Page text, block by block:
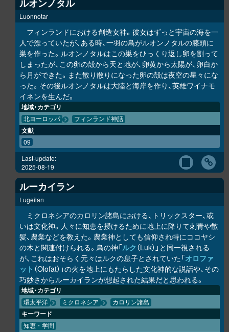
ルオンノタル
Luonnotar
フィンランドにおける創造女神。彼女はずっと宇宙の海を一
人で漂っていたが、ある時、一羽の鳥がルオンノタルの膝頭に
巣を作った。ルオンノタルはこの巣をひっくり返し卵を割って
しまったが、この卵の殻から天と地が、卵黄から太陽が、卵白か
ら月ができた。また散り散りになった卵の殻は夜空の星々にな
った。その後ルオンノタルは大陸と海岸を作り、英雄ワイナモ
イネンを生んだ。
地域・カテゴリ
北ヨーロッパ フィンランド神話
文献
09
Last-update:
2025-08-19
ルーカイラン
Lugeilan
ミクロネシアのカロリン諸島における、トリックスター、或
いは文化神。人々に知恵を授けるために地上に降りて刺青や散
髪、農業などを教えた。農業神としても信仰され特にココヤシ
の木と関連付けられる。鳥の神「ルク （Luk）」と同一視される
が、これはおそらく元々はルクの息子とされていた「オロファ
ット （Olofat）」の火を地上にもたらした文化神的な説話や、その
巧妙さからルーカイランが想起された結果だと思われる。
地域・カテゴリ
環太平洋 ミクロネシア カロリン諸島
キーワード
知恵・学問